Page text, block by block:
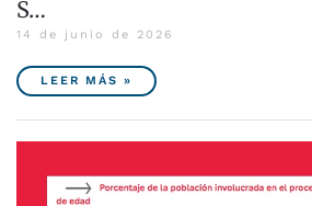
S…
14 de junio de 2026
LEER MÁS »